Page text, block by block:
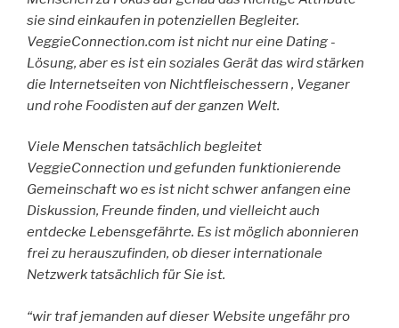
sie sind einkaufen in potenziellen Begleiter.
VeggieConnection.com ist nicht nur eine Dating -
Lösung, aber es ist ein soziales Gerät das wird stärken
die Internetseiten von Nichtfleischessern , Veganer
und rohe Foodisten auf der ganzen Welt.
Viele Menschen tatsächlich begleitet
VeggieConnection und gefunden funktionierende
Gemeinschaft wo es ist nicht schwer anfangen eine
Diskussion, Freunde finden, und vielleicht auch
entdecke Lebensgefährte. Es ist möglich abonnieren
frei zu herauszufinden, ob dieser internationale
Netzwerk tatsächlich für Sie ist.
“wir traf jemanden auf dieser Website ungefähr pro